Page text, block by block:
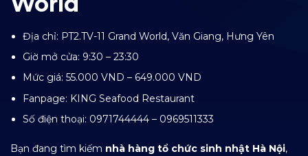
Địa chỉ: PT2.TV-11 Grand World, Văn Giang, Hưng Yên
Giờ mở cửa: 9:30 – 23:30
Mức giá: 55.000 VND – 649.000 VND
Fanpage: KING Seafood Restaurant
Số điện thoại: 0971744444 – 0969511333
Bạn đang tìm kiếm nhà hàng tổ chức sinh nhật Hà Nội,